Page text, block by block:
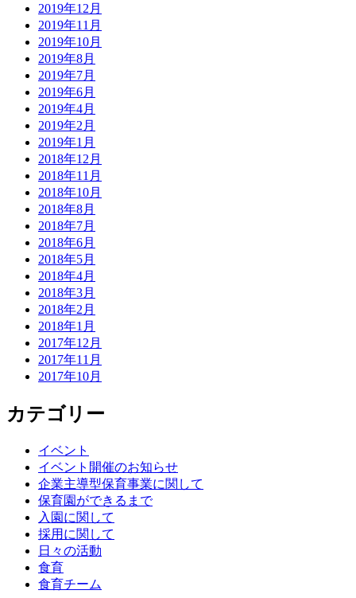
2019年12月
2019年11月
2019年10月
2019年8月
2019年7月
2019年6月
2019年4月
2019年2月
2019年1月
2018年12月
2018年11月
2018年10月
2018年8月
2018年7月
2018年6月
2018年5月
2018年4月
2018年3月
2018年2月
2018年1月
2017年12月
2017年11月
2017年10月
カテゴリー
イベント
イベント開催のお知らせ
企業主導型保育事業に関して
保育園ができるまで
入園に関して
採用に関して
日々の活動
食育
食育チーム